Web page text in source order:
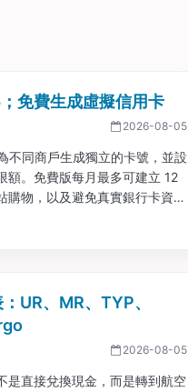
免費生成虛擬信用卡
2026-08-05
不同商戶生成獨立的卡號，並設
額。免費版每月最多可建立 12
購物，以及避免真實銀行卡資料
UR、MR、TYP、
2026-08-05
是直接兌換現金，而是轉到航空